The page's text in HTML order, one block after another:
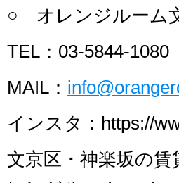
○ オレンジルーム
TEL：03-5844-1080
MAIL：
インスタ：https://
文京区・神楽坂の